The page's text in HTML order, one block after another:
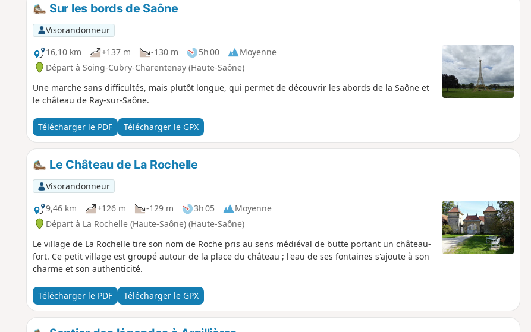
Sur les bords de Saône
Visorandonneur
16,10 km
+137 m -130 m 5h 00
Moyenne
Départ à Soing-Cubry-Charentenay (Haute-Saône)
Une marche sans difficultés, mais plutôt longue, qui permet de découvrir les abords de la Saône et
le château de Ray-sur-Saône.
Télécharger le PDF Télécharger le GPX
Le Château de La Rochelle
Visorandonneur
9,46 km
+126 m -129 m 3h 05
Moyenne
Départ à La Rochelle (Haute-Saône) (Haute-Saône)
Le village de La Rochelle tire son nom de Roche pris au sens médiéval de butte portant un château-
fort. Ce petit village est groupé autour de la place du château ; l'eau de ses fontaines s'ajoute à son
charme et son authenticité.
Télécharger le PDF Télécharger le GPX